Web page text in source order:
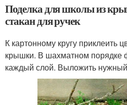
Поделка для школы из
стакан для ручек
К картонному кругу приклеить
крышки. В шахматном порядке
каждый слой. Выложить